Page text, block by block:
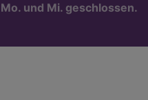
und Mi. geschlossen.